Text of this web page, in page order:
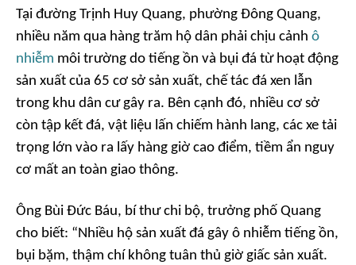
Tại đường Trịnh Huy Quang, phường Đông Quang,
nhiều năm qua hàng trăm hộ dân phải chịu cảnh ô
nhiễm môi trường do tiếng ồn và bụi đá từ hoạt động
sản xuất của 65 cơ sở sản xuất, chế tác đá xen lẫn
trong khu dân cư gây ra. Bên cạnh đó, nhiều cơ sở
còn tập kết đá, vật liệu lấn chiếm hành lang, các xe tải
trọng lớn vào ra lấy hàng giờ cao điểm, tiềm ẩn nguy
cơ mất an toàn giao thông.
Ông Bùi Đức Báu, bí thư chi bộ, trưởng phố Quang
cho biết: “Nhiều hộ sản xuất đá gây ô nhiễm tiếng ồn,
bụi bặm, thậm chí không tuân thủ giờ giấc sản xuất.